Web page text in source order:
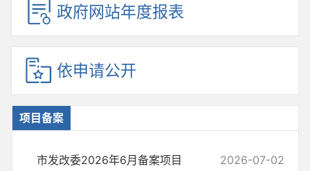
政府网站年度报表
依申请公开
项目备案
市发改委2026年6月备案项目 2026-07-02